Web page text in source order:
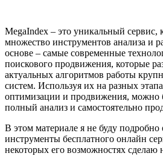
MegaIndex – это уникальный сервис,
множество инструментов анализа и
основе – самые современные
поискового продвижения, которые
актуальных алгоритмов работы
систем. Используя их на разных
оптимизации и продвижения, можно
полный анализ и самостоятельно
В этом материале я не буду подробно
инструменты бесплатного онлайн
некоторых его возможностях сделаю